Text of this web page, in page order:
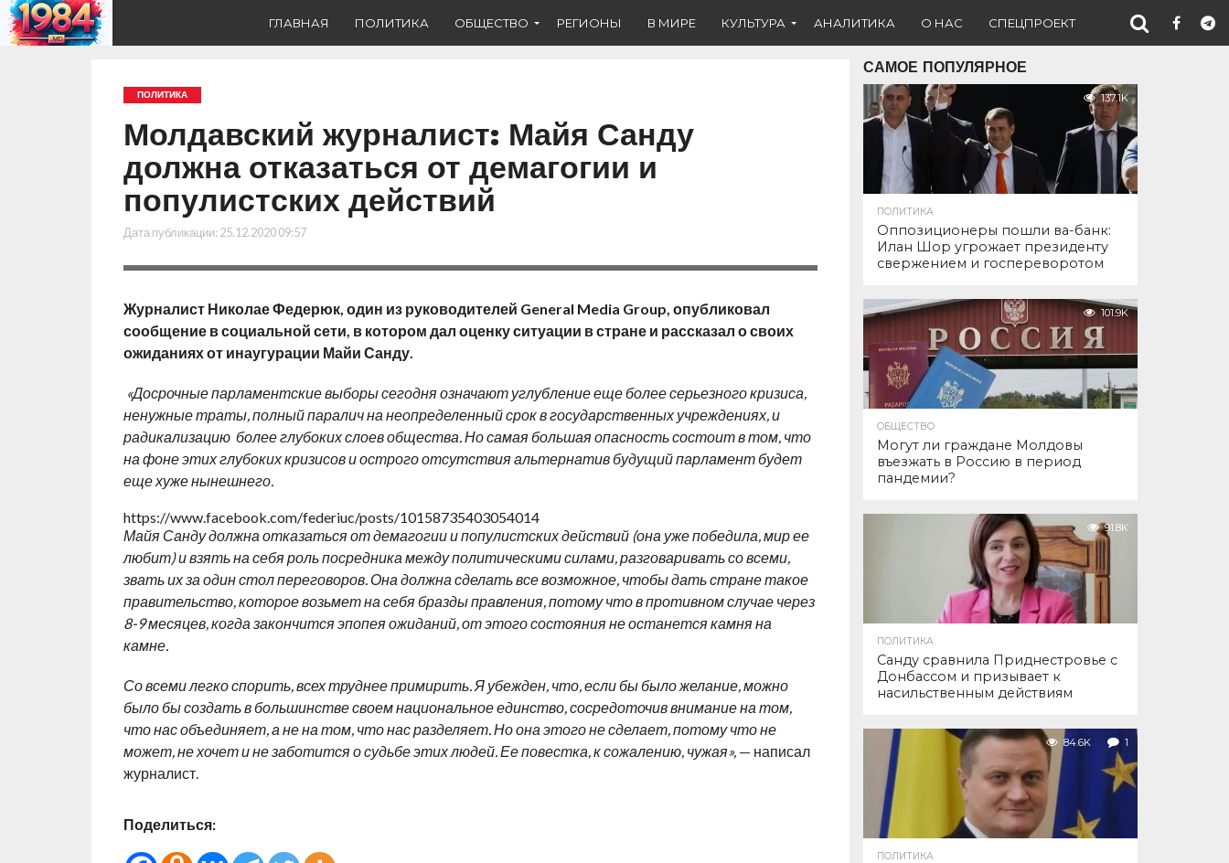
ГЛАВНАЯ ПОЛИТИКА ОБЩЕСТВО РЕГИОНЫ В МИРЕ КУЛЬТУРА АНАЛИТИКА О НАС СПЕЦПРОЕКТ
ПОЛИТИКА
Молдавский журналист: Майя Санду
должна отказаться от демагогии и
популистских действий
Дата публикации: 25.12.2020 09:57
Журналист Николае Федерюк, один из руководителей General Media Group, опубликовал
сообщение в социальной сети, в котором дал оценку ситуации в стране и рассказал о своих
ожиданиях от инаугурации Майи Санду.
«Досрочные парламентские выборы сегодня означают углубление еще более серьезного кризиса,
ненужные траты, полный паралич на неопределенный срок в государственных учреждениях, и
радикализацию более глубоких слоев общества. Но самая большая опасность состоит в том, что
на фоне этих глубоких кризисов и острого отсутствия альтернатив будущий парламент будет
еще хуже нынешнего.
https://www.facebook.com/federiuc/posts/10158735403054014
Майя Санду должна отказаться от демагогии и популистских действий (она уже победила, мир ее
любит) и взять на себя роль посредника между политическими силами, разговаривать со всеми,
звать их за один стол переговоров. Она должна сделать все возможное, чтобы дать стране такое
правительство, которое возьмет на себя бразды правления, потому что в противном случае через
8-9 месяцев, когда закончится эпопея ожиданий, от этого состояния не останется камня на
камне.
Со всеми легко спорить, всех труднее примирить. Я убежден, что, если бы было желание, можно
было бы создать в большинстве своем национальное единство, сосредоточив внимание на том,
что нас объединяет, а не на том, что нас разделяет. Но она этого не сделает, потому что не
может, не хочет и не заботится о судьбе этих людей. Ее повестка, к сожалению, чужая»,— написал
журналист.
Поделиться:
САМОЕ ПОПУЛЯРНОЕ
137.1K
ПОЛИТИКА
Оппозиционеры пошли ва-банк:
Илан Шор угрожает президенту
свержением и госпереворотом
101.9K
ОБЩЕСТВО
Могут ли граждане Молдовы
въезжать в Россию в период
пандемии?
91.8K
ПОЛИТИКА
Санду сравнила Приднестровье с
Донбассом и призывает к
насильственным действиям
84.6K 1
ПОЛИТИКА